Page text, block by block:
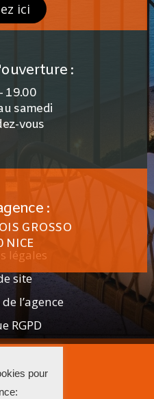
ici
:
19.00
samedi
vous
:
GROSSO
NICE
légales
site
l’agence
RGPD
Immo
pour